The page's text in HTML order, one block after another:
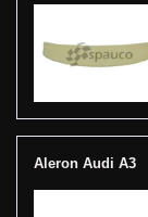
Aleron Audi A3